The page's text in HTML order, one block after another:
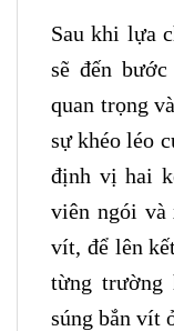
Sau khi lựa
sẽ đến
quan trọng
sự khéo léo
định vị hai
viên ngói và
vít, để lên
từng trường
súng bắn vít